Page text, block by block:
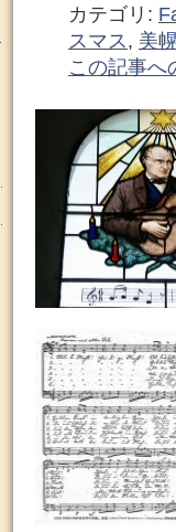
カテゴリ:
スマス, 美
この記事へ